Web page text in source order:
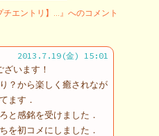
チエントリ】…』へのコメント
2013.7.19(金) 15:01
います！
？から楽しく癒されなが
ます．
と感銘を受けました．
を初コメにしました．